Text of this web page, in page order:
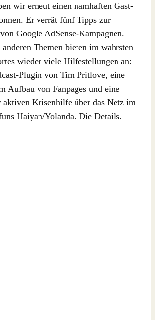
wir erneut einen namhaften Gast-
Er verrät fünf Tipps zur
Google AdSense-Kampagnen.
Themen bieten im wahrsten
wieder viele Hilfestellungen an:
Plugin von Tim Pritlove, eine
Aufbau von Fanpages und eine
aktiven Krisenhilfe über das Netz im
Haiyan/Yolanda. Die Details.